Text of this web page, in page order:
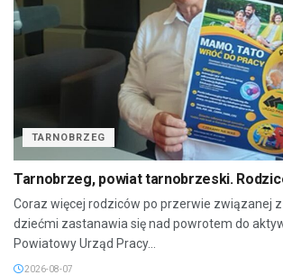
TARNOBRZEG
Tarnobrzeg, powiat tarnobrzeski.
Coraz więcej rodziców po przerwie związanej z
dziećmi zastanawia się nad powrotem do
Powiatowy Urząd Pracy...
2026-08-07